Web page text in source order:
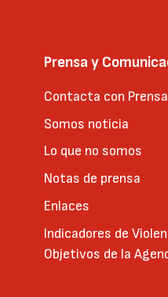
Prensa y
Contacta con Prensa
Somos noticia
Lo que no somos
Notas de prensa
Enlaces
Indicadores de
Objetivos de la